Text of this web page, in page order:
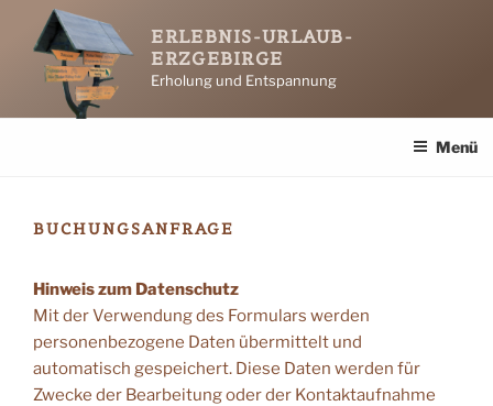
Inhalt
springen
ERLEBNIS-URLAUB-
ERZGEBIRGE
Erholung und Entspannung
Menü
BUCHUNGSANFRAGE
Hinweis zum Datenschutz
Mit der Verwendung des Formulars werden
personenbezogene Daten übermittelt und
automatisch gespeichert. Diese Daten werden für
Zwecke der Bearbeitung oder der Kontaktaufnahme